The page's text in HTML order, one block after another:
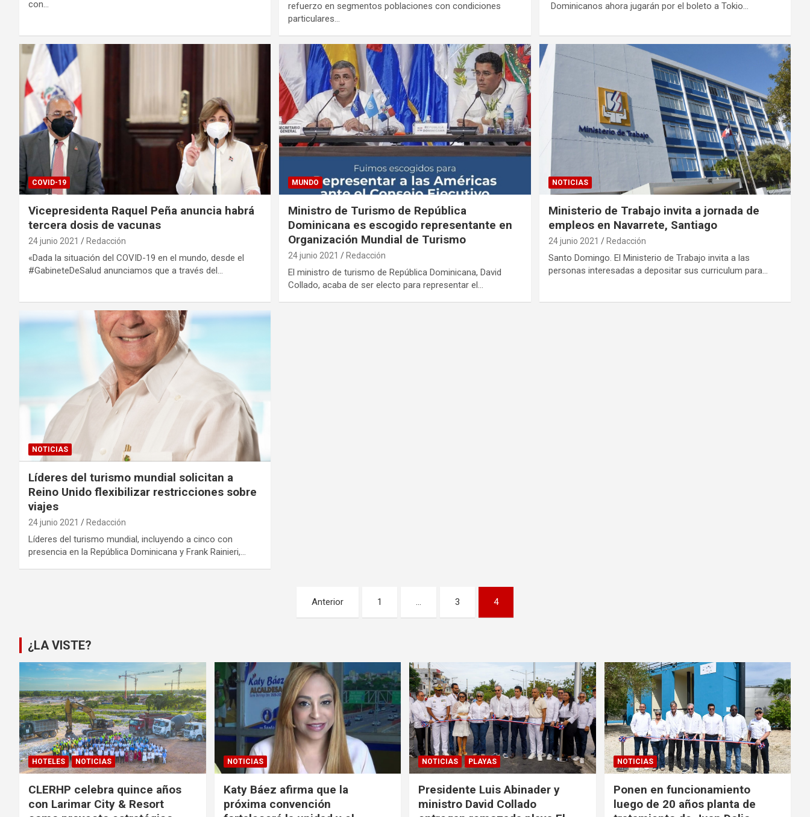
con…
refuerzo en segmentos poblaciones con condiciones
particulares…
Dominicanos ahora jugarán por el boleto a Tokio…
COVID-19
Vicepresidenta Raquel Peña anuncia habrá
tercera dosis de vacunas
24 junio 2021 Redacción
«Dada la situación del COVID-19 en el mundo, desde el
#GabineteDeSalud anunciamos que a través del…
MUNDO
Ministro de Turismo de República
Dominicana es escogido representante en
Organización Mundial de Turismo
24 junio 2021 Redacción
El ministro de turismo de República Dominicana, David
Collado, acaba de ser electo para representar el…
NOTICIAS
Ministerio de Trabajo invita a jornada de
empleos en Navarrete, Santiago
24 junio 2021 Redacción
Santo Domingo. El Ministerio de Trabajo invita a las
personas interesadas a depositar sus curriculum para…
NOTICIAS
Líderes del turismo mundial solicitan a
Reino Unido flexibilizar restricciones sobre
viajes
24 junio 2021 Redacción
Líderes del turismo mundial, incluyendo a cinco con
presencia en la República Dominicana y Frank Rainieri,…
entradas
Anterior 1 3 4
¿LA VISTE?
HOTELES NOTICIAS
CLERHP celebra quince años
con Larimar City & Resort
NOTICIAS
Katy Báez afirma que la
próxima convención
NOTICIAS PLAYAS
Presidente Luis Abinader y
ministro David Collado
NOTICIAS
Ponen en funcionamiento
luego de 20 años planta de